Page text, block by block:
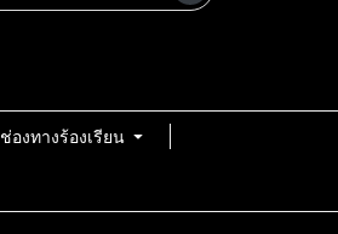
ช่องทางร้องเรียน